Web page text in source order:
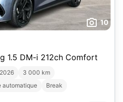
10
1.5 DM-i 212ch Comfort
3 000 km
automatique Break